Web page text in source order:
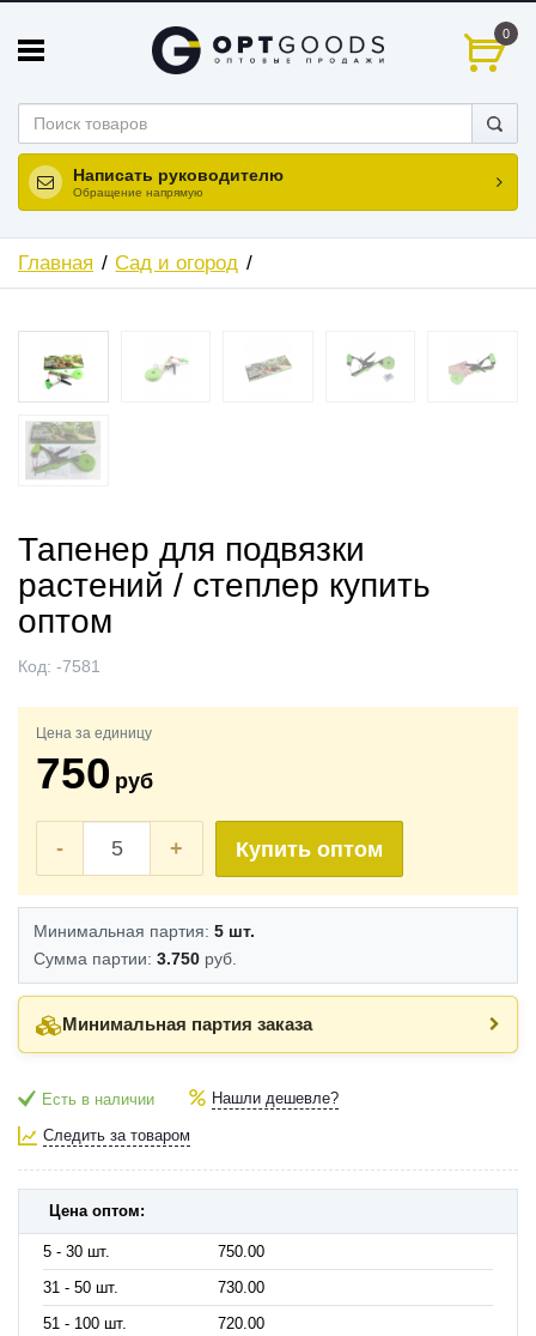
0
Написать руководителю
Обращение напрямую
Главная Сад и огород
Тапенер для подвязки
растений / степлер купить
оптом
Код: -7581
Цена за единицу
750 руб
- + Купить оптом
Минимальная партия: 5 шт.
Сумма партии: 3.750 руб.
Минимальная партия заказа
Есть в наличии Нашли дешевле?
Следить за товаром
Цена оптом:
5 - 30 шт.
750.00
31 - 50 шт.
730.00
51 - 100 шт.
720.00